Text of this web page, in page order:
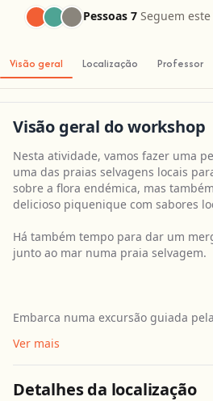
Pessoas 7 Seguem
Visão geral Localização Professor
Visão geral do workshop
Nesta atividade, vamos fazer uma
uma das praias selvagens locais
sobre a flora endémica, mas
delicioso piquenique com sabores
Há também tempo para dar um
junto ao mar numa praia selvagem.
Embarca numa excursão guiada
Ver mais
Detalhes da localização